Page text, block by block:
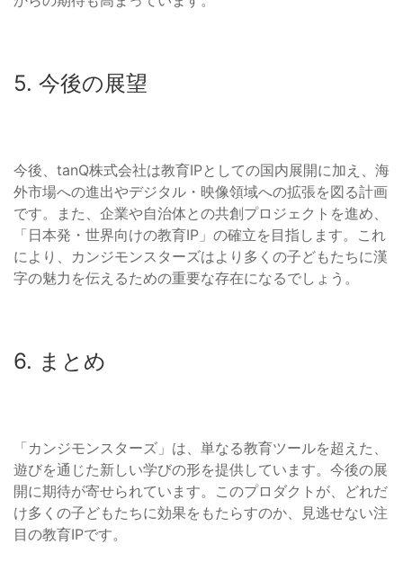
5. 今後の展望
今後、tanQ株式会社は教育IPとしての国内展開に加え、海
外市場への進出やデジタル・映像領域への拡張を図る計画
です。また、企業や自治体との共創プロジェクトを進め、
「日本発・世界向けの教育IP」の確立を目指します。これ
により、カンジモンスターズはより多くの子どもたちに漢
字の魅力を伝えるための重要な存在になるでしょう。
6. まとめ
「カンジモンスターズ」は、単なる教育ツールを超えた、
遊びを通じた新しい学びの形を提供しています。今後の展
開に期待が寄せられています。このプロダクトが、どれだ
け多くの子どもたちに効果をもたらすのか、見逃せない注
目の教育IPです。